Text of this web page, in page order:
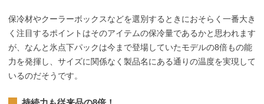
保冷材やクーラーボックスなどを選別するときにおそらく一番大き
く注目するポイントはそのアイテムの保冷量であるかと思われます
が、なんと氷点下パックは今まで登場していたモデルの8倍もの能
力を発揮し、サイズに関係なく製品名にある通りの温度を実現して
いるのだそうです。